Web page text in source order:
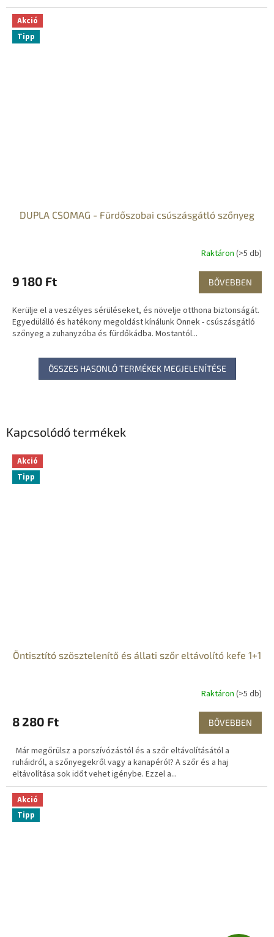
Kapcsolódó termékek
Akció
Tipp
Öntisztító szösztelenítő és állati szőr eltávolító kefe 1+1
Raktáron (>5 db)
8 280 Ft BŐVEBBEN
Már megőrülsz a porszívózástól és a szőr eltávolításától a
ruháidról, a szőnyegekről vagy a kanapéról? A szőr és a haj
eltávolítása sok időt vehet igénybe. Ezzel a...
Akció
Tipp
Akció
Tipp
DUPLA CSOMAG - Fürdőszobai csúszásgátló szőnyeg
Raktáron (>5 db)
9 180 Ft BŐVEBBEN
Kerülje el a veszélyes sérüléseket, és növelje otthona biztonságát.
Egyedülálló és hatékony megoldást kínálunk Önnek - csúszásgátló
szőnyeg a zuhanyzóba és fürdőkádba. Mostantól...
ÖSSZES HASONLÓ TERMÉKEK MEGJELENÍTÉSE